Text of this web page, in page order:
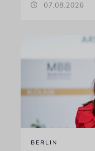
07.08.2026
BERLIN